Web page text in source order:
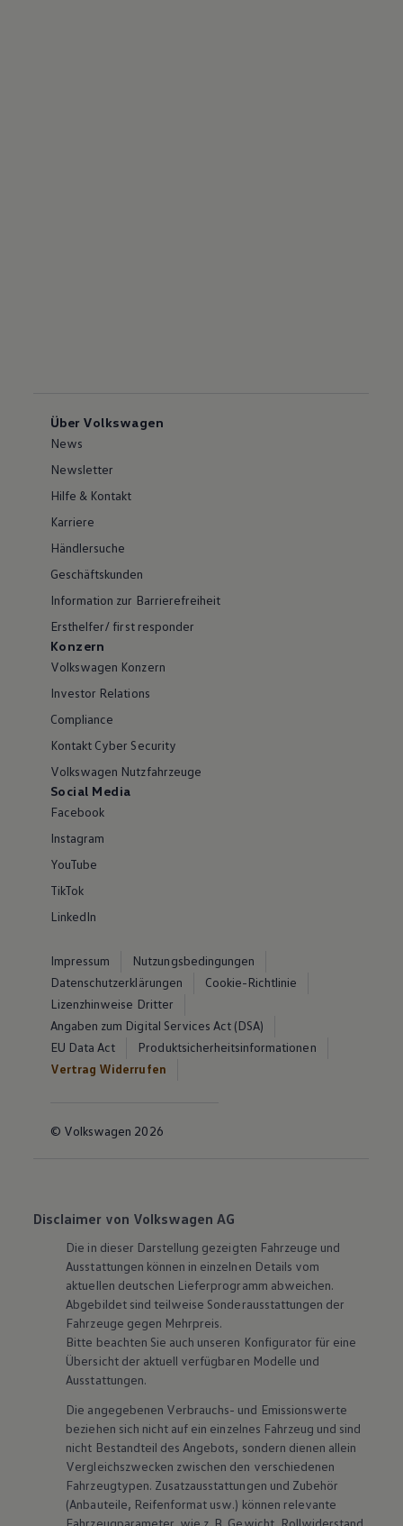
Über Volkswagen
News
Newsletter
Hilfe & Kontakt
Karriere
Händlersuche
Geschäftskunden
Information zur Barrierefreiheit
Ersthelfer/ first responder
Konzern
Volkswagen Konzern
Investor Relations
Compliance
Kontakt Cyber Security
Volkswagen Nutzfahrzeuge
Social Media
Facebook
Instagram
YouTube
TikTok
LinkedIn
Impressum
Nutzungsbedingungen
Datenschutzerklärungen
Cookie-Richtlinie
Lizenzhinweise Dritter
Angaben zum Digital Services Act (DSA)
EU Data Act
Produktsicherheitsinformationen
Vertrag Widerrufen
© Volkswagen 2026
Disclaimer von Volkswagen AG
Die in dieser Darstellung gezeigten Fahrzeuge und
Ausstattungen können in einzelnen Details vom
aktuellen deutschen Lieferprogramm abweichen.
Abgebildet sind teilweise Sonderausstattungen der
Fahrzeuge gegen Mehrpreis.
Bitte beachten Sie auch unseren Konfigurator für eine
Übersicht der aktuell verfügbaren Modelle und
Ausstattungen.
Die angegebenen Verbrauchs- und Emissionswerte
beziehen sich nicht auf ein einzelnes Fahrzeug und sind
nicht Bestandteil des Angebots, sondern dienen allein
Vergleichszwecken zwischen den verschiedenen
Fahrzeugtypen. Zusatzausstattungen und Zubehör
(Anbauteile, Reifenformat usw.) können relevante